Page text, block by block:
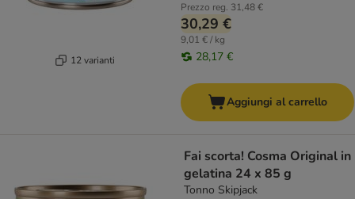
12 varianti
Prezzo reg. 31,48 €
30,29 €
9,01 € / kg
28,17 €
Aggiungi al carrello
Fai scorta! Cosma Original in
gelatina 24 x 85 g
Tonno Skipjack